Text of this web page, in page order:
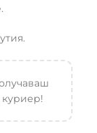
куриер!